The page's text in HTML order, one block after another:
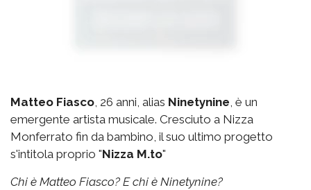
Matteo Fiasco, 26 anni, alias Ninetynine, è un
emergente artista musicale. Cresciuto a Nizza
Monferrato fin da bambino, il suo ultimo progetto
s'intitola proprio "Nizza M.to"
Chi è Matteo Fiasco? E chi è Ninetynine?